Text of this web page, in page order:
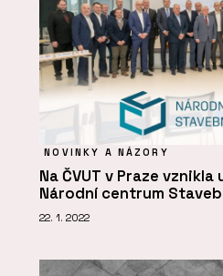
NOVINKY A NÁZORY
Na ČVUT v Praze
Národní centrum
22. 1. 2022